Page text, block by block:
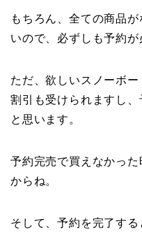
もちろん、全ての商品
いので、必ずしも予約が
ただ、欲しいスノーボ
割引も受けられますし
と思います。
予約完売で買えなかっ
からね。
そして、予約を完了す